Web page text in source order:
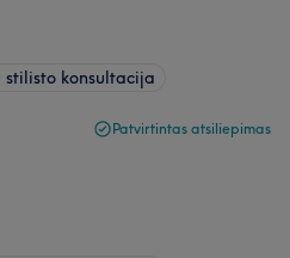
stilisto konsultacija
Patvirtintas atsiliepimas